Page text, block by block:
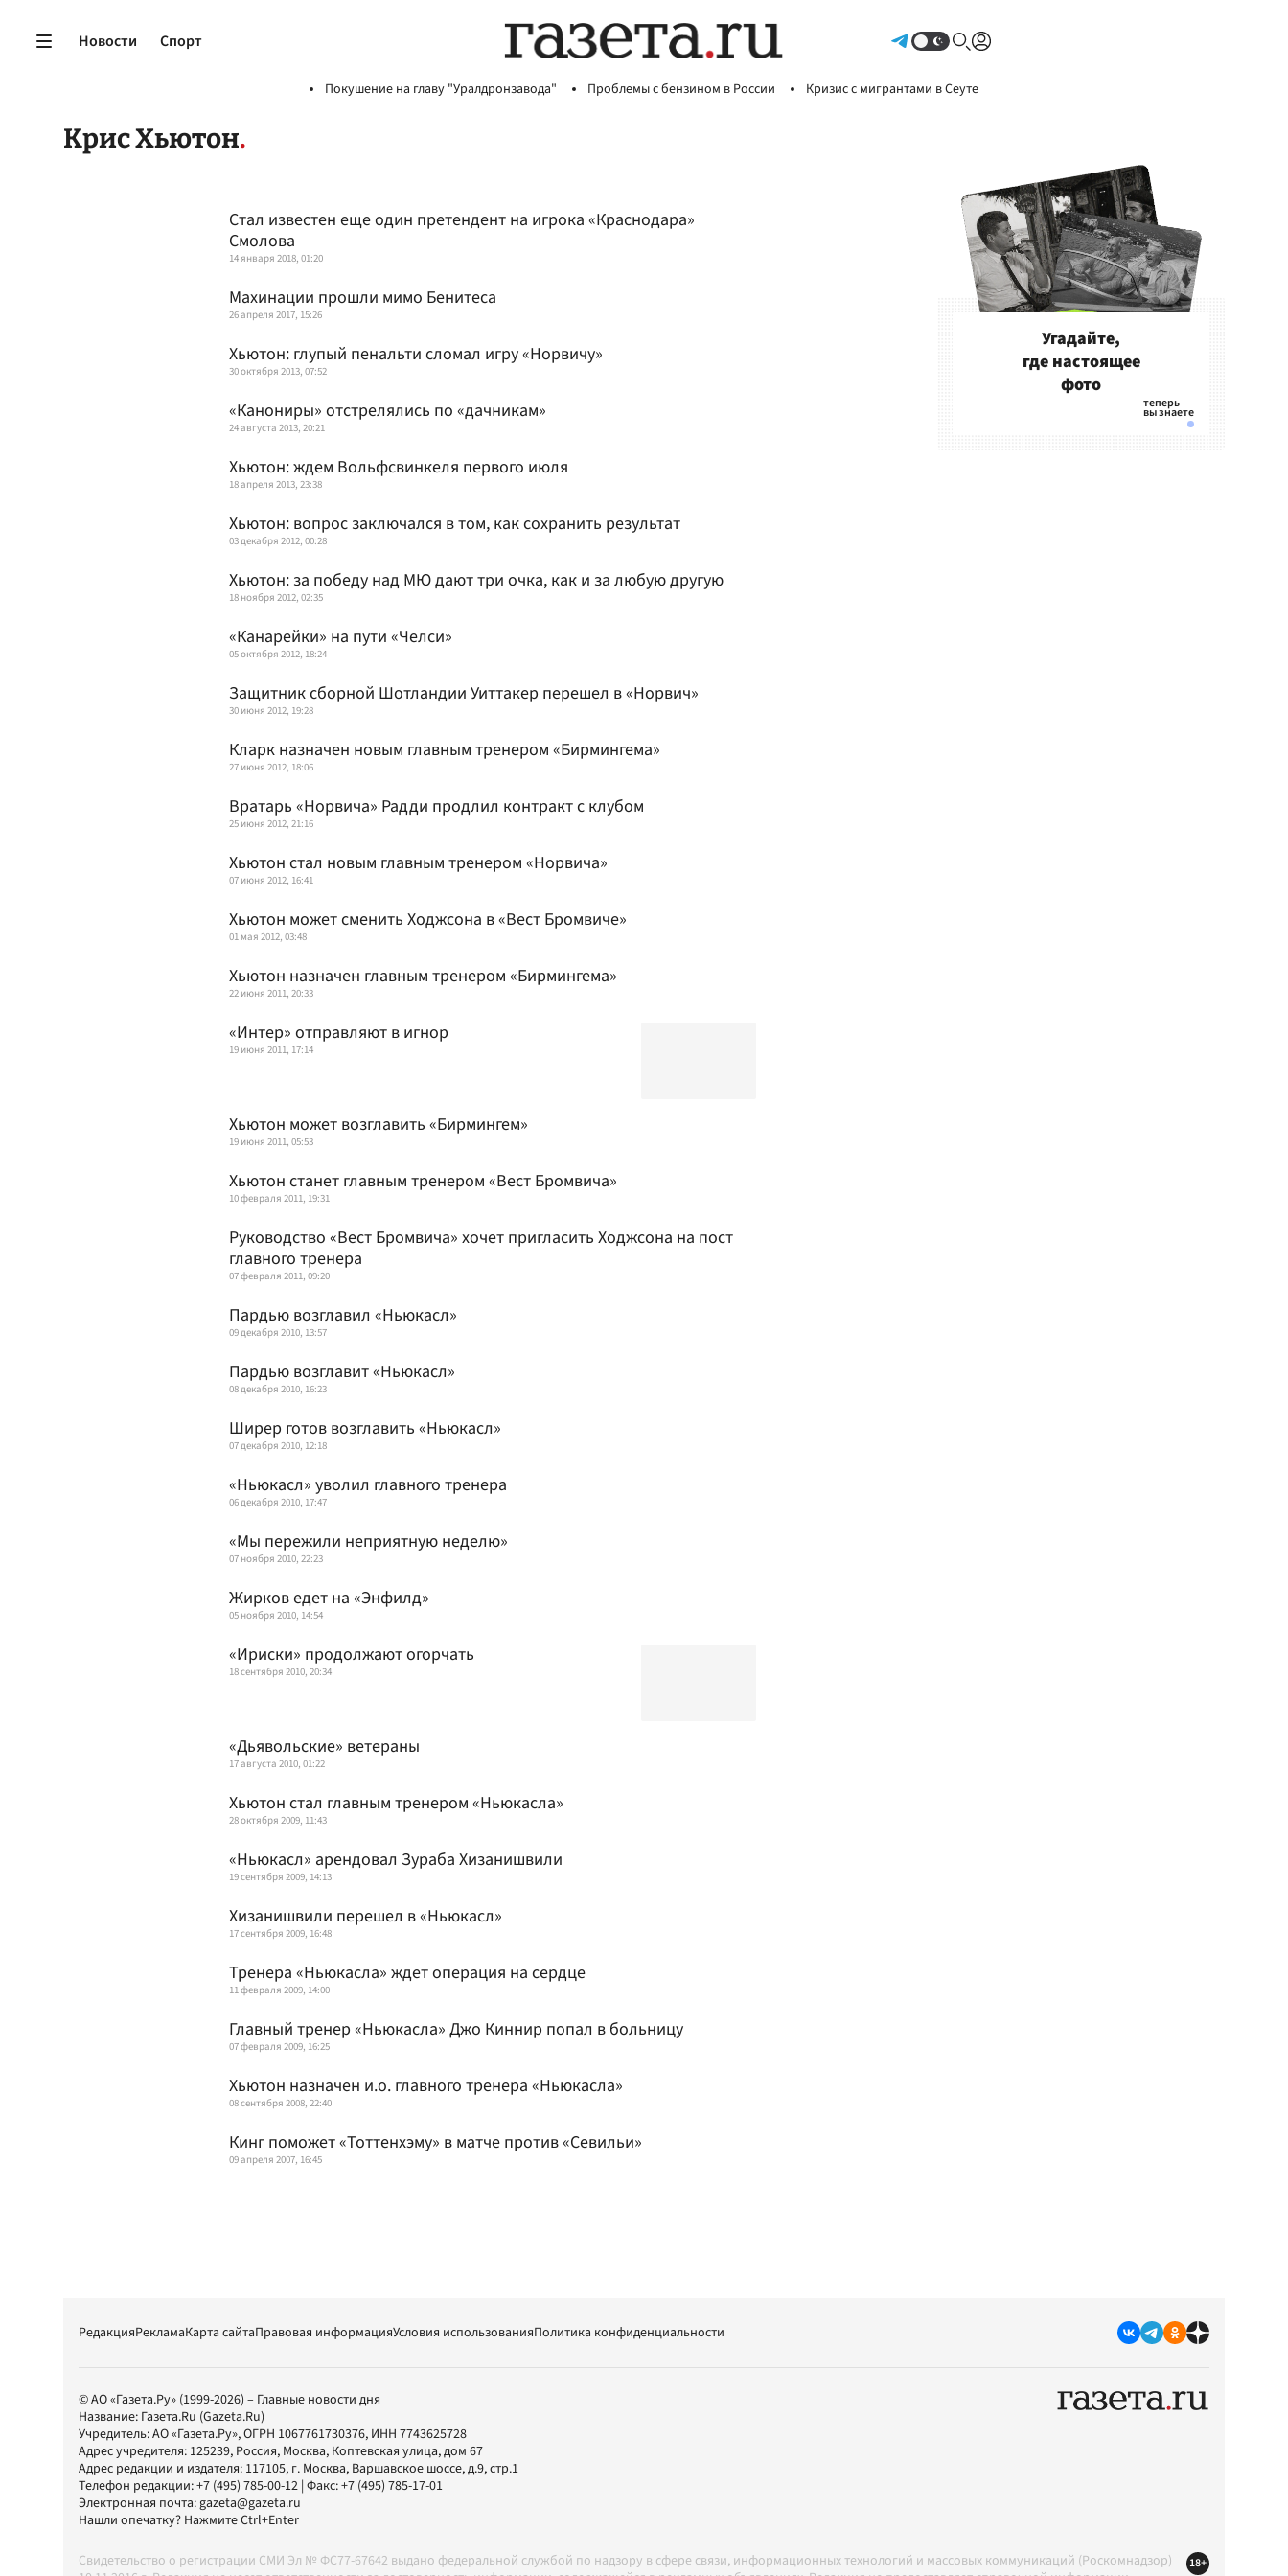
Новости Спорт
Покушение на главу "Уралдронзавода" Проблемы с бензином в России Кризис с мигрантами в Сеуте
Крис Хьютон
Стал известен еще один претендент на игрока «Краснодара»
Смолова
14 января 2018, 01:20
Махинации прошли мимо Бенитеса
26 апреля 2017, 15:26
Хьютон: глупый пенальти сломал игру «Норвичу»
30 октября 2013, 07:52
«Канониры» отстрелялись по «дачникам»
24 августа 2013, 20:21
Хьютон: ждем Вольфсвинкеля первого июля
18 апреля 2013, 23:38
Хьютон: вопрос заключался в том, как сохранить результат
03 декабря 2012, 00:28
Хьютон: за победу над МЮ дают три очка, как и за любую другую
18 ноября 2012, 02:35
«Канарейки» на пути «Челси»
05 октября 2012, 18:24
Защитник сборной Шотландии Уиттакер перешел в «Норвич»
30 июня 2012, 19:28
Кларк назначен новым главным тренером «Бирмингема»
27 июня 2012, 18:06
Вратарь «Норвича» Радди продлил контракт с клубом
25 июня 2012, 21:16
Хьютон стал новым главным тренером «Норвича»
07 июня 2012, 16:41
Хьютон может сменить Ходжсона в «Вест Бромвиче»
01 мая 2012, 03:48
Хьютон назначен главным тренером «Бирмингема»
22 июня 2011, 20:33
«Интер» отправляют в игнор
19 июня 2011, 17:14
Хьютон может возглавить «Бирмингем»
19 июня 2011, 05:53
Хьютон станет главным тренером «Вест Бромвича»
10 февраля 2011, 19:31
Руководство «Вест Бромвича» хочет пригласить Ходжсона на пост
главного тренера
07 февраля 2011, 09:20
Пардью возглавил «Ньюкасл»
09 декабря 2010, 13:57
Пардью возглавит «Ньюкасл»
08 декабря 2010, 16:23
Ширер готов возглавить «Ньюкасл»
07 декабря 2010, 12:18
«Ньюкасл» уволил главного тренера
06 декабря 2010, 17:47
«Мы пережили неприятную неделю»
07 ноября 2010, 22:23
Жирков едет на «Энфилд»
05 ноября 2010, 14:54
«Ириски» продолжают огорчать
18 сентября 2010, 20:34
«Дьявольские» ветераны
17 августа 2010, 01:22
Хьютон стал главным тренером «Ньюкасла»
28 октября 2009, 11:43
«Ньюкасл» арендовал Зураба Хизанишвили
19 сентября 2009, 14:13
Хизанишвили перешел в «Ньюкасл»
17 сентября 2009, 16:48
Тренера «Ньюкасла» ждет операция на сердце
11 февраля 2009, 14:00
Главный тренер «Ньюкасла» Джо Киннир попал в больницу
07 февраля 2009, 16:25
Хьютон назначен и.о. главного тренера «Ньюкасла»
08 сентября 2008, 22:40
Кинг поможет «Тоттенхэму» в матче против «Севильи»
09 апреля 2007, 16:45
Угадайте,
где настоящее
фото
РедакцияРекламаКарта сайтаПравовая информацияУсловия использованияПолитика конфиденциальности
© АО «Газета.Ру» (1999-2026) – Главные новости дня
Название: Газета.Ru (Gazeta.Ru)
Учредитель:АО «Газета.Ру», ОГРН 1067761730376, ИНН 7743625728
Адрес учредителя: 125239, Россия, Москва, Коптевская улица, дом 67
Адрес редакции и издателя: 117105, г. Москва, Варшавское шоссе, д.9, стр.1
Телефон редакции:+7 (495) 785-00-12 | Факс:+7 (495) 785-17-01
Электронная почта:gazeta@gazeta.ru
Нашли опечатку? Нажмите Ctrl+Enter
Свидетельство о регистрации СМИ Эл № ФС77-67642 выдано федеральной службой по надзору в сфере связи, информационных технологий и массовых коммуникаций (Роскомнадзор)
18+